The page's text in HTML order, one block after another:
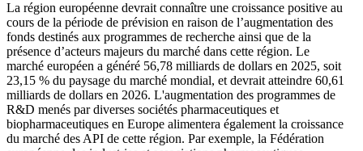
La région européenne devrait connaître une croissance positive au
cours de la période de prévision en raison de l’augmentation des
fonds destinés aux programmes de recherche ainsi que de la
présence d’acteurs majeurs du marché dans cette région. Le
marché européen a généré 56,78 milliards de dollars en 2025, soit
23,15 % du paysage du marché mondial, et devrait atteindre 60,61
milliards de dollars en 2026. L'augmentation des programmes de
R&D menés par diverses sociétés pharmaceutiques et
biopharmaceutiques en Europe alimentera également la croissance
du marché des API de cette région. Par exemple, la Fédération